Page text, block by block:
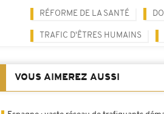
RÉFORME DE LA SANTÉ
TRAFIC D'ÊTRES HUMAINS
VOUS AIMEREZ AUSSI